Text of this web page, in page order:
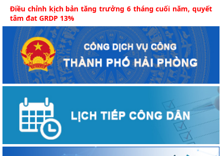
Điều chỉnh kịch bản tăng trưởng 6 tháng cuối năm, quyết
tâm đạt GRDP 13%